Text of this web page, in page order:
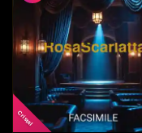
Cristal